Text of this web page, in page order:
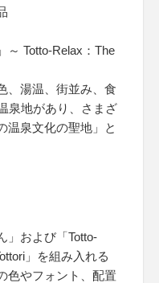
～ Totto-Relax：The
、湯温、街並み、食
泉地があり、さまざ
温泉文化の聖地」と
」および「Totto-
」を組み入れる
色やフォント、配置